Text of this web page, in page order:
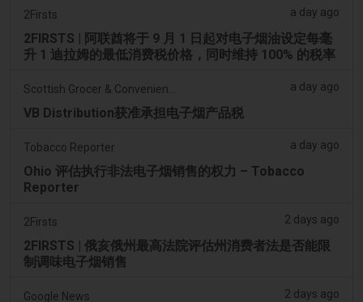
2Firsts a day ago
2FIRSTS | 阿联酋将于 9 月 1 日起对电子烟油设定每毫
升 1 迪拉姆的最低消费税价格，同时维持 100% 的税率
a day ago
VB Distribution获准承担电子烟产品税
Tobacco Reporter a day ago
Ohio 评估执行非法电子烟销售的权力 – Tobacco
Reporter
2Firsts 2 days ago
2FIRSTS | 俄亥俄州最高法院评估州消费者法是否能限
制调味电子烟销售
Google News 2 days ago